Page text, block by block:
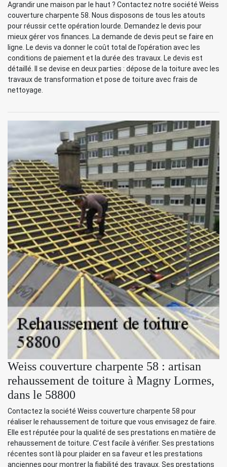
Agrandir une maison par le haut ? Contactez notre société Weiss
couverture charpente 58. Nous disposons de tous les atouts
pour réussir cette opération lourde. Demandez le devis pour
mieux gérer vos finances. La demande de devis peut se faire en
ligne. Le devis va donner le coût total de l’opération avec les
conditions de paiement et la durée des travaux. Le devis est
détaillé. Il se devise en deux parties : dépose de la toiture avec les
travaux de transformation et pose de toiture avec frais de
nettoyage.
Weiss couverture charpente 58 : artisan
rehaussement de toiture à Magny Lormes,
dans le 58800
Contactez la société Weiss couverture charpente 58 pour
réaliser le rehaussement de toiture que vous envisagez de faire.
Elle est réputée pour la qualité de ses prestations en matière de
rehaussement de toiture. C’est facile à vérifier. Ses prestations
récentes sont là pour plaider en sa faveur et les prestations
anciennes pour montrer la fiabilité des travaux. Ses prestations